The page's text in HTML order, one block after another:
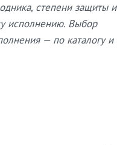
степени защиты и
исполнению. Выбор
— по каталогу и